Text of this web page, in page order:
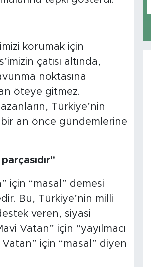
korumak için
çatısı altında,
noktasına
öteye gitmez.
Türkiye’nin
bir an önce gündemlerine
için “masal” demesi
Bu, Türkiye’nin milli
veren, siyasi
Vatan” için “yayılmacı
için “masal” diyen